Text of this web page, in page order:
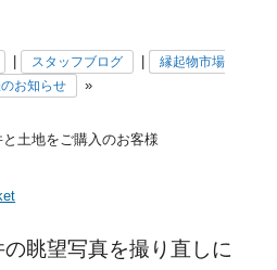
スタッフブログ
縁起物市場
お知らせ
»
土地をご購入のお客様
眺望写真を撮り直しに